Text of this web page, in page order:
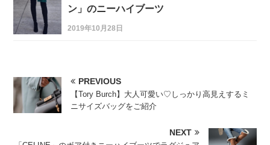
ン」のニーハイブーツ
2019年10月28日
PREVIOUS
【Tory Burch】大人可愛い♡しっかり高見えするミ
ニサイズバッグをご紹介
NEXT